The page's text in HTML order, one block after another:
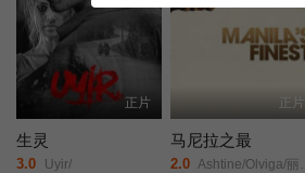
正片
生灵
3.0 Uyir/
正片
马尼拉之最
2.0 Ashtine/Olviga/丽卡·佩拉莱约/